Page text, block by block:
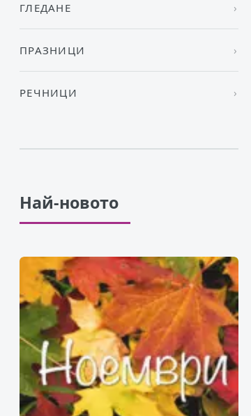
ГЛЕДАНЕ
ПРАЗНИЦИ
РЕЧНИЦИ
Най-новото